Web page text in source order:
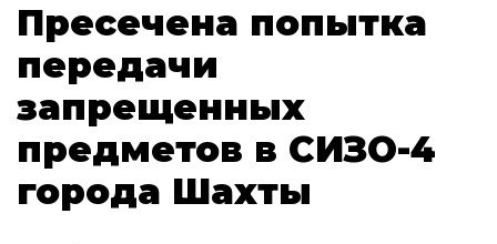
Пресечена попытка
передачи
запрещенных
предметов в СИЗО-4
города Шахты